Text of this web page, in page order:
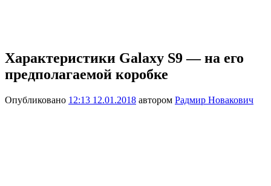
Характеристики Galaxy S9 — на его
предполагаемой коробке
Опубликовано 12:13 12.01.2018 автором Радмир Новакович